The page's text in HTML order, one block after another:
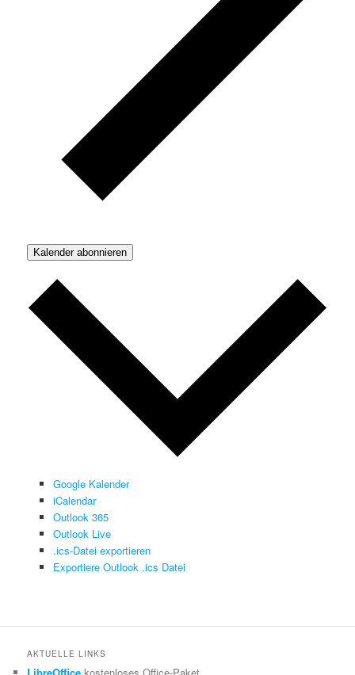
Kalender abonnieren
Google Kalender
iCalendar
Outlook 365
Outlook Live
.ics-Datei exportieren
Exportiere Outlook .ics Datei
AKTUELLE LINKS